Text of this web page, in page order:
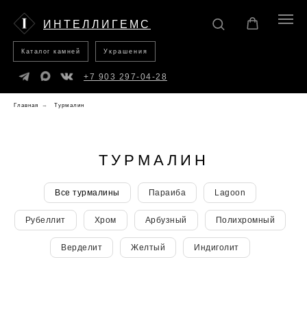
ИНТЕЛЛИГЕМС
Украшения
Каталог камней
+7 903 297-04-28
камней
Главная → Турмалин
ТУРМАЛИН
Все турмалины Параиба Lagoon
Рубеллит Хром Арбузный Полихромный
Верделит Желтый Индиголит